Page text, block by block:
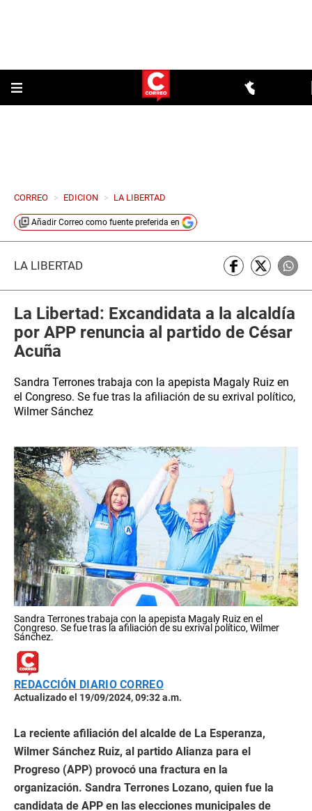
CORREO > EDICION > LA LIBERTAD
Añadir Correo como fuente preferida en
LA LIBERTAD
La Libertad: Excandidata a la alcaldía
por APP renuncia al partido de César
Acuña
Sandra Terrones trabaja con la apepista Magaly Ruiz en
el Congreso. Se fue tras la afiliación de su exrival político,
Wilmer Sánchez
Sandra Terrones trabaja con la apepista Magaly Ruiz en el
Congreso. Se fue tras la afiliación de su exrival político, Wilmer
Sánchez.
REDACCIÓN DIARIO CORREO
Actualizado el 19/09/2024, 09:32 a.m.
La reciente afiliación del alcalde de La Esperanza,
Wilmer Sánchez Ruiz, al partido Alianza para el
Progreso (APP) provocó una fractura en la
organización. Sandra Terrones Lozano, quien fue la
candidata de APP en las elecciones municipales de